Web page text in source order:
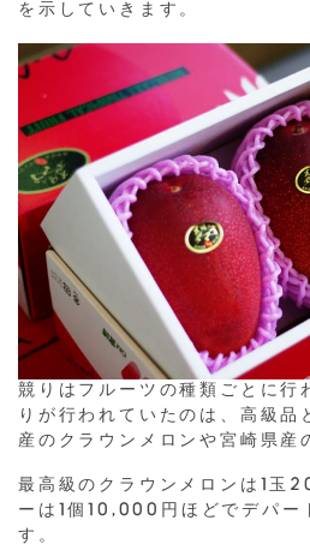
を示していきます。
競りはフルーツの種類ごとに行
りが行われていたのは、高級品
産のクラウンメロンや宮崎県産
最高級のクラウンメロンは1玉
ーは1個10,000円ほどでデパー
す。